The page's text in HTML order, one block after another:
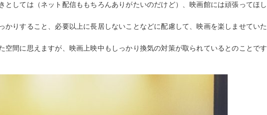
としては（ネット配信ももちろんありがたいのだけど）、映画館には頑張ってほし
かりすること、必要以上に長居しないことなどに配慮して、映画を楽しませていた
空間に思えますが、映画上映中もしっかり換気の対策が取られているとのことです